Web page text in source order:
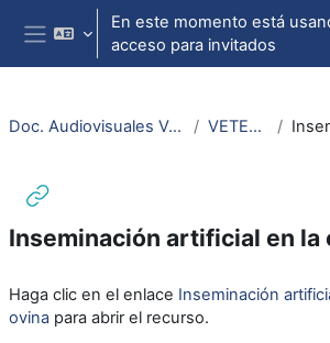
Salta al contenido principal
Panel lateral
En este momento está
acceso para invitados
Doc. Audiovisuales Veterinaria CCSS VETERINARIA
Inseminación artificial en la
Haga clic en el enlace Inseminación
ovina para abrir el recurso.